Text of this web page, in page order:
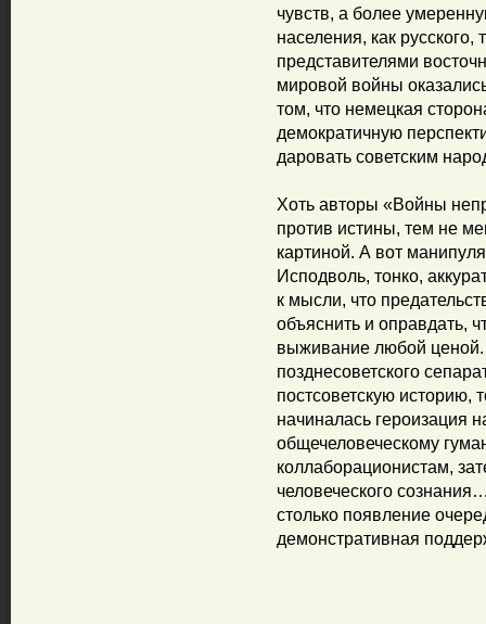
чувств, а более
населения, как русского,
представителями
мировой войны
том, что немецкая
демократичную
даровать советским
Хоть авторы «Войны
против истины, тем не
картиной. А вот
Исподволь, тонко,
к мысли, что
объяснить и оправдать,
выживание любой
позднесоветского
постсоветскую историю,
начиналась героизация
общечеловеческому
коллаборационистам,
человеческого
столько появление
демонстративная